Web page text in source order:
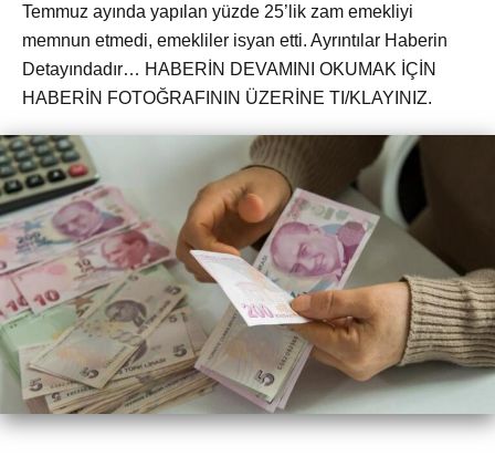
Temmuz ayında yapılan yüzde 25’lik zam emekliyi
memnun etmedi, emekliler isyan etti. Ayrıntılar Haberin
Detayındadır… HABERİN DEVAMINI OKUMAK İÇİN
HABERİN FOTOĞRAFININ ÜZERİNE TI/KLAYINIZ.